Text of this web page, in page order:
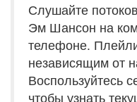
Слушайте
Эм Шансон на
телефоне.
независящим от
Воспользуйтесь
чтобы узнать